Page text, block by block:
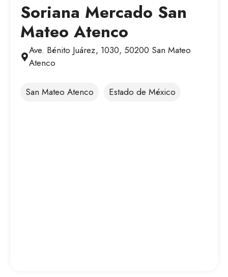
Soriana Mercado San
Mateo Atenco
Ave. Bénito Juárez, 1030, 50200 San Mateo
Atenco
San Mateo Atenco Estado de México